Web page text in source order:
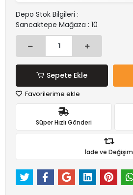
Depo Stok Bilgileri :
Sancaktepe Mağaza : 10
Sepete Ekle
Favorilerime ekle
Süper Hızlı Gönderi
İade ve Değişim